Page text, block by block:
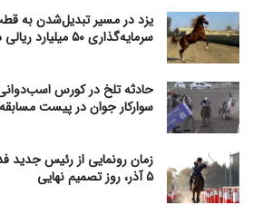
یزد در مسیر تبدیل‌شدن به
سرمایه‌گذاری ۵۰ میلیارد ریالی در اشکذر
حادثه تلخ در کورس
سوارکار جوان در پیست مسابقه
زمان رونمایی از رئیس جدید
۵ آذر، روز تصمیم نهایی